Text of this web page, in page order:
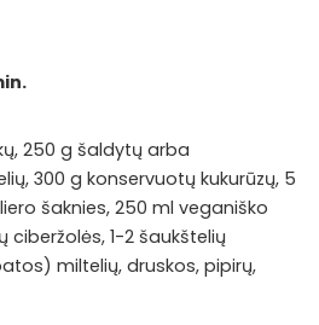
250 g šaldytų arba
300 g konservuotų kukurūzų, 5
šaknies, 250 ml veganiško
ciberžolės, 1-2 šaukštelių
miltelių, druskos, pipirų,